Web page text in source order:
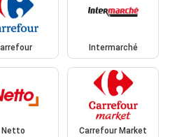
Intermarché
Netto Carrefour Market